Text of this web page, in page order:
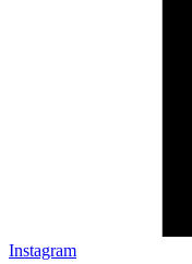
Instagram